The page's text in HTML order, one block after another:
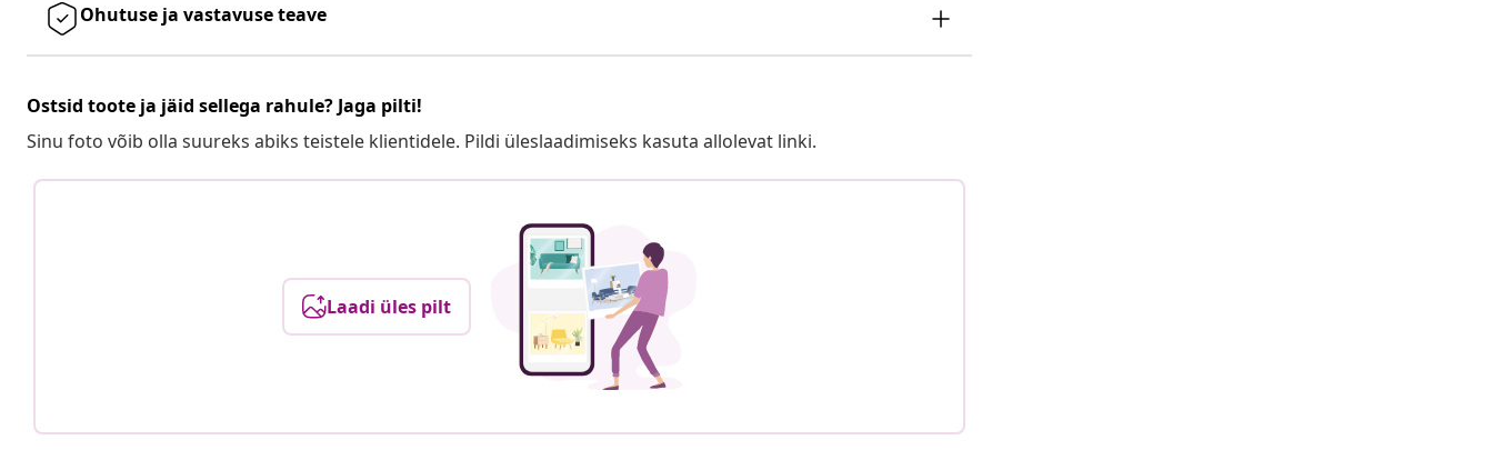
Ohutuse ja vastavuse teave
Ostsid toote ja jäid sellega rahule? Jaga pilti!
Sinu foto võib olla suureks abiks teistele klientidele. Pildi üleslaadimiseks kasuta allolevat linki.
Laadi üles pilt